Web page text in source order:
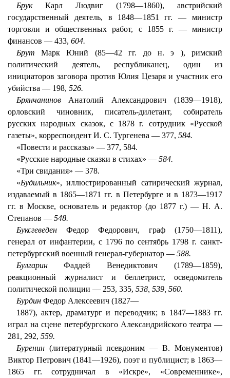
Брук Карл Людвиг (1798—1860), австрийский
государственный деятель, в 1848—1851 гг. — министр
торговли и общественных работ, с 1855 г. — министр
финансов — 433, 604.
БрутМарк Юний (85—42 гг. до н. э ), римский
политический деятель, республиканец, один из
инициаторов заговора против Юлия Цезаря и участник его
убийства — 198, 526.
Брянчанинов Анатолий Александрович (1839—1918),
орловский чиновник, писатель-дилетант, собиратель
русских народных сказок, с 1878 г. сотрудник «Русской
газеты», корреспондент И. С. Тургенева — 377, 584.
«Повести и рассказы» — 377, 584.
«Русские народные сказки в стихах» — 584.
«Три свидания» — 378.
«Будильник», иллюстрированный сатирический журнал,
издаваемый в 1865—1871 гг. в Петербурге и в 1873—1917
гг. в Москве, основатель и редактор (до 1877 г.) — Н. А.
Степанов — 548.
Буксгеведен Федор Федорович, граф (1750—1811),
генерал от инфантерии, с 1796 по сентябрь 1798 г. санкт-
петербургский военный генерал-губернатор — 588.
БулгаринФаддей Венедиктович (1789—1859),
реакционный журналист и беллетрист, осведомитель
политической полиции — 253, 335, 538, 539, 560.
Бурдин Федор Алексеевич (1827—
1887), актер, драматург и переводчик; в 1847—1883 гг.
играл на сцене петербургского Александрийского театра —
281, 292, 559.
Буренин (литературный псевдоним — В. Монументов)
Виктор Петрович (1841—1926), поэт и публицист; в 1863—
1865 гг. сотрудничал в «Искре», «Современнике»,